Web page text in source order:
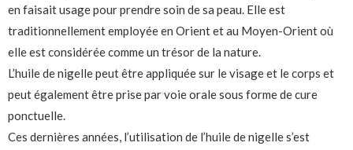
en faisait usage pour prendre soin de sa peau. Elle est
traditionnellement employée en Orient et au Moyen-Orient où
elle est considérée comme un trésor de la nature.
L’huile de nigelle peut être appliquée sur le visage et le corps et
peut également être prise par voie orale sous forme de cure
ponctuelle.
Ces dernières années, l’utilisation de l’huile de nigelle s’est